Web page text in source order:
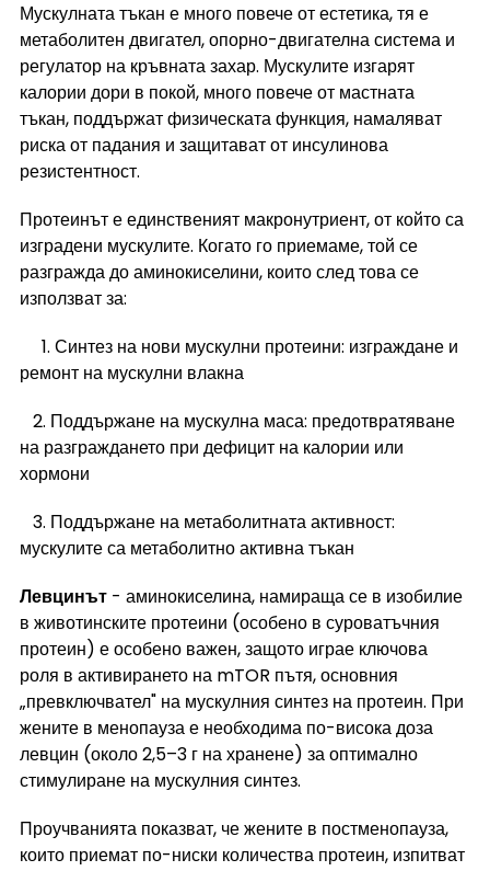
Мускулната тъкан е много повече от естетика, тя е
метаболитен двигател, опорно-двигателна система и
регулатор на кръвната захар. Мускулите изгарят
калории дори в покой, много повече от мастната
тъкан, поддържат физическата функция, намаляват
риска от падания и защитават от инсулинова
резистентност.
Протеинът е единственият макронутриент, от който са
изградени мускулите. Когато го приемаме, той се
разгражда до аминокиселини, които след това се
използват за:
1. Синтез на нови мускулни протеини: изграждане и
ремонт на мускулни влакна
2. Поддържане на мускулна маса: предотвратяване
на разграждането при дефицит на калории или
хормони
3. Поддържане на метаболитната активност:
мускулите са метаболитно активна тъкан
Левцинът - аминокиселина, намираща се в изобилие
в животинските протеини (особено в суроватъчния
протеин) е особено важен, защото играе ключова
роля в активирането на mTOR пътя, основния
„превключвател" на мускулния синтез на протеин. При
жените в менопауза е необходима по-висока доза
левцин (около 2,5–3 г на хранене) за оптимално
стимулиране на мускулния синтез.
Проучванията показват, че жените в постменопауза,
които приемат по-ниски количества протеин, изпитват